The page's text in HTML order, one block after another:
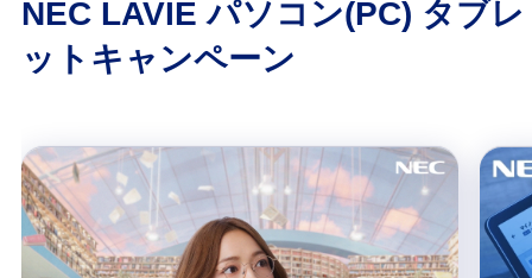
NEC LAVIE パソコン(PC) タブレ
ットキャンペーン